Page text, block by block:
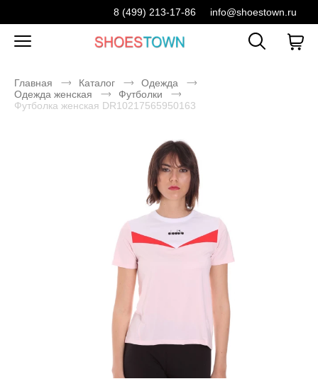
8 (499) 213-17-86 info@shoestown.ru
Главная Каталог
Одежда
Одежда женская
Футболки
Футболка женская DR10217565950163